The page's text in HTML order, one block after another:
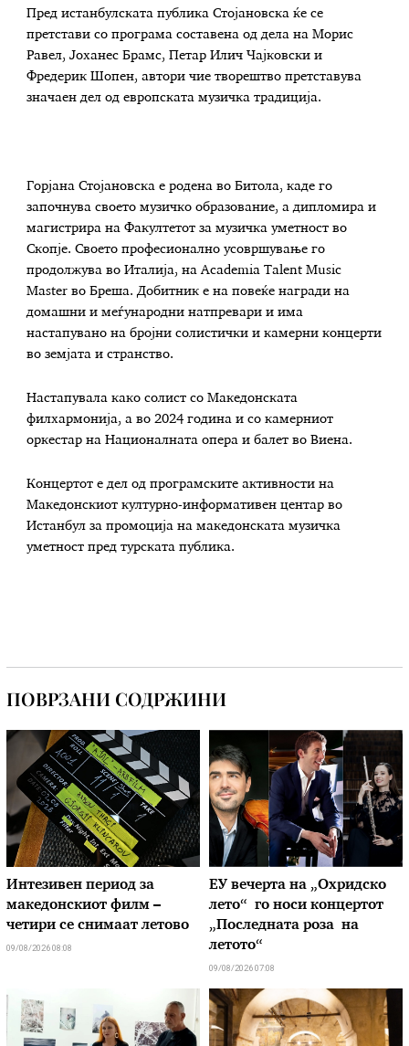
Пред истанбулската публика Стојановска ќе се
претстави со програма составена од дела на Морис
Равел, Јоханес Брамс, Петар Илич Чајковски и
Фредерик Шопен, автори чие творештво претставува
значаен дел од европската музичка традиција.
Горјана Стојановска е родена во Битола, каде го
започнува своето музичко образование, а дипломира и
магистрира на Факултетот за музичка уметност во
Скопје. Своето професионално усовршување го
продолжува во Италија, на Academia Talent Music
Master во Бреша. Добитник е на повеќе награди на
домашни и меѓународни натпревари и има
настапувано на бројни солистички и камерни концерти
во земјата и странство.
Настапувала како солист со Македонската
филхармонија, а во 2024 година и со камерниот
оркестар на Националната опера и балет во Виена.
Концертот е дел од програмските активности на
Македонскиот културно-информативен центар во
Истанбул за промоција на македонската музичка
уметност пред турската публика.
ПОВРЗАНИ СОДРЖИНИ
Интезивен период за
македонскиот филм –
четири се снимаат летово
09/08/2026 08:08
ЕУ вечерта на „Охридско
лето“ го носи концертот
„Последната роза на
летото“
09/08/2026 07:08